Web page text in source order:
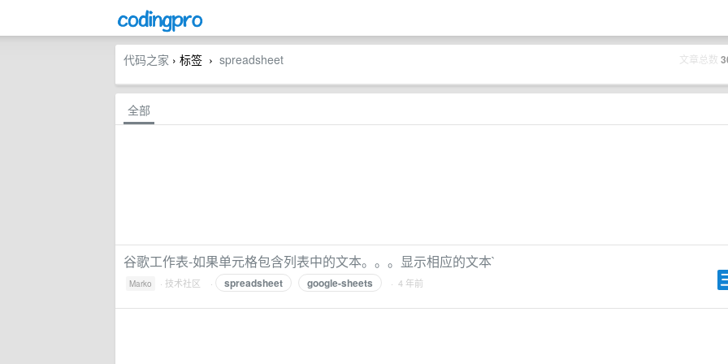
文章总数
代码之家 › 标签 › spreadsheet
全部
谷歌工作表-如果单元格包含列表中的文本。。。显示相应的文本`
Marko · 技术社区 · spreadsheet google-sheets · 4 年前